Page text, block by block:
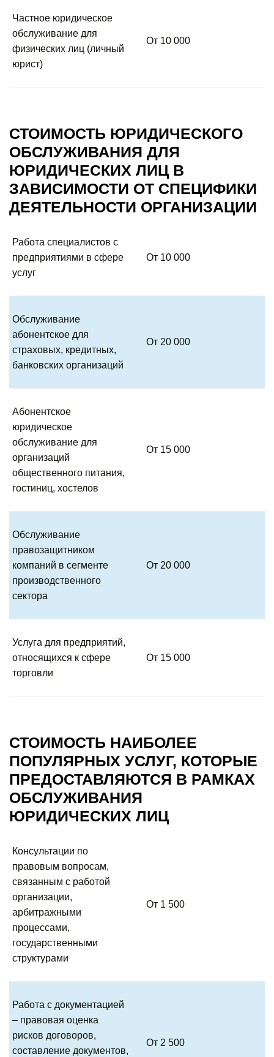
Частное юридическое
обслуживание для
физических лиц (личный
юрист)
От 10 000
СТОИМОСТЬ ЮРИДИЧЕСКОГО
ОБСЛУЖИВАНИЯ ДЛЯ
ЮРИДИЧЕСКИХ ЛИЦ В
ЗАВИСИМОСТИ ОТ СПЕЦИФИКИ
ДЕЯТЕЛЬНОСТИ ОРГАНИЗАЦИИ
Работа специалистов с
предприятиями в сфере
услуг
От 10 000
Обслуживание
абонентское для
страховых, кредитных,
банковских организаций
От 20 000
Абонентское
юридическое
обслуживание для
организаций
общественного питания,
гостиниц, хостелов
От 15 000
Обслуживание
правозащитником
компаний в сегменте
производственного
сектора
От 20 000
Услуга для предприятий,
относящихся к сфере
торговли
От 15 000
СТОИМОСТЬ НАИБОЛЕЕ
ПОПУЛЯРНЫХ УСЛУГ, КОТОРЫЕ
ПРЕДОСТАВЛЯЮТСЯ В РАМКАХ
ОБСЛУЖИВАНИЯ
ЮРИДИЧЕСКИХ ЛИЦ
Консультации по
правовым вопросам,
связанным с работой
организации,
арбитражными
процессами,
государственными
структурами
От 1 500
Работа с документацией
– правовая оценка
рисков договоров,
составление документов,
От 2 500